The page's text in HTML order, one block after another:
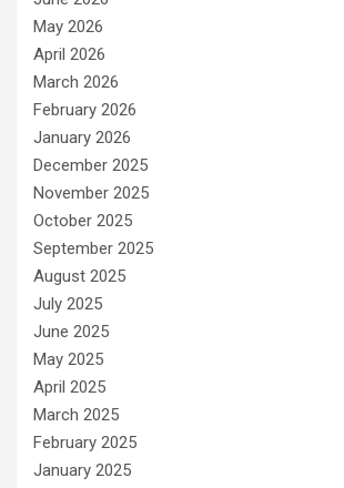
May 2026
April 2026
March 2026
February 2026
January 2026
December 2025
November 2025
October 2025
September 2025
August 2025
July 2025
June 2025
May 2025
April 2025
March 2025
February 2025
January 2025